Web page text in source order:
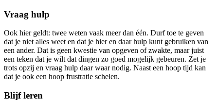
Vraag hulp
Ook hier geldt: twee weten vaak meer dan één. Durf toe te geven
dat je niet alles weet en dat je hier en daar hulp kunt gebruiken van
een ander. Dat is geen kwestie van opgeven of zwakte, maar juist
een teken dat je wilt dat dingen zo goed mogelijk gebeuren. Zet je
trots opzij en vraag hulp daar waar nodig. Naast een hoop tijd kan
dat je ook een hoop frustratie schelen.
Blijf leren